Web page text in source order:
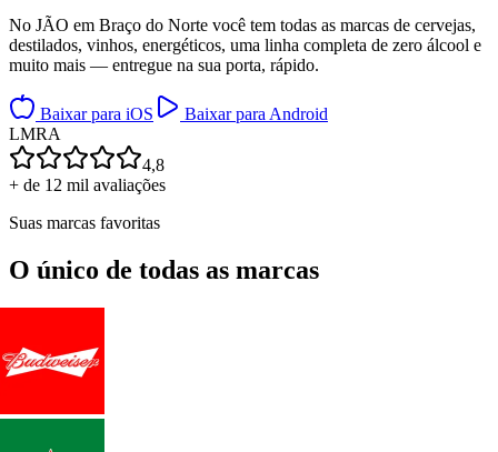
No JÃO em Braço do Norte você tem todas as marcas de cervejas,
destilados, vinhos, energéticos, uma linha completa de zero álcool e
muito mais — entregue na sua porta, rápido.
Baixar para iOS
Baixar para Android
LMRA
4,8
+ de 12 mil avaliações
Suas marcas favoritas
O único de todas as marcas